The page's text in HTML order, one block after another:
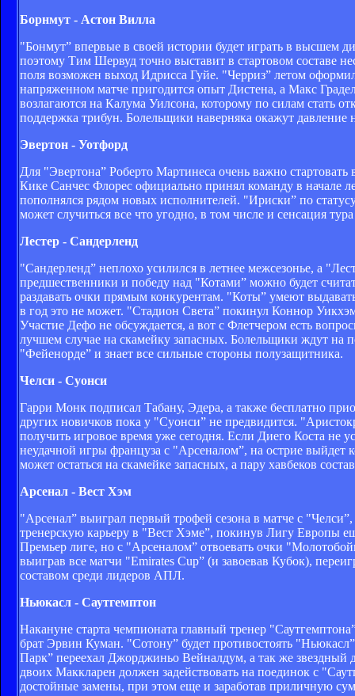
Борнмут - Астон Вилла
"Бонмут” впервые в своей истории будет играть в высшем
поэтому Тим Шервуд точно выставит в стартовом составе
поля возможен выход Идрисса Гуйе. "Черриз” летом
напряженном матче пригодится опыт Дистена, а Макс
возлагаются на Калума Уилсона, которому по силам стать
поддержка трибун. Болельщики наверняка окажут давление
Эвертон - Уотфорд
Для "Эвертона” Роберто Мартинеса очень важно
Кике Санчес Флорес официально принял команду в начале
пополнялся рядом новых исполнителей. "Ириски” по
может случиться все что угодно, в том числе и сенсация
Лестер - Сандерленд
"Сандерленд” неплохо усилился в летнее межсезонье, а
предшественники и победу над "Котами” можно будет
раздавать очки прямым конкурентам. "Коты” умеют
в год это не может. "Стадион Света” покинул Коннор
Участие Дефо не обсуждается, а вот с Флетчером есть
лучшем случае на скамейку запасных. Болельщики ждут на
"Фейенорде” и знает все сильные стороны полузащитника.
Челси - Суонси
Гарри Монк подписал Табану, Эдера, а также бесплатно
других новичков пока у "Суонси” не предвидится.
получить игровое время уже сегодня. Если Диего Коста не
неудачной игры француза с "Арсеналом”, на острие
может остаться на скамейке запасных, а пару хавбеков
Арсенал - Вест Хэм
"Арсенал” выиграл первый трофей сезона в матче с
тренерскую карьеру в "Вест Хэме”, покинув Лигу Европы
Премьер лиге, но с "Арсеналом” отвоевать очки
выиграв все матчи "Emirates Cup” (и завоевав Кубок),
составом среди лидеров АПЛ.
Ньюкасл - Саутгемптон
Накануне старта чемпионата главный тренер
брат Эрвин Куман. "Сотону” будет противостоять
Парк” переехал Джорджиньо Вейналдум, а так же
двоих Маккларен должен задействовать на поединок с
достойные замены, при этом еще и заработав приличную